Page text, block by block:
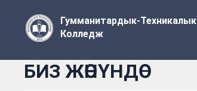
Гумманитардык-Техникалык
Колледж
БИЗ ЖӨНҮНДӨ